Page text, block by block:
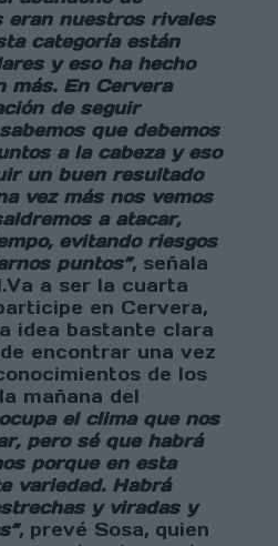
eran nuestros rivales
categoría están
y eso ha hecho
más. En Cervera
de seguir
que debemos
a la cabeza y eso
un buen resultado
vez más nos vemos
a atacar,
evitando riesgos
puntos”, señala
a ser la cuarta
en Cervera,
idea bastante clara
encontrar una vez
de los
mañana del
el clima que nos
pero sé que habrá
porque en esta
variedad. Habrá
y viradas y
, prevé Sosa, quien